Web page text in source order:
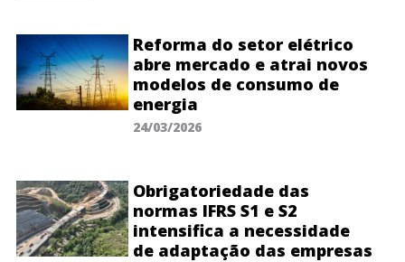
Reforma do setor elétrico
abre mercado e atrai novos
modelos de consumo de
energia
24/03/2026
Obrigatoriedade das
normas IFRS S1 e S2
intensifica a necessidade
de adaptação das empresas